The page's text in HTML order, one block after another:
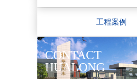
CONTACT
HUALONG
工程案例